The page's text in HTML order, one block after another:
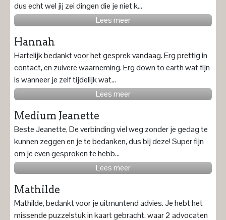
dus echt wel jij zei dingen die je niet k...
Lees meer
Hannah
Hartelijk bedankt voor het gesprek vandaag. Erg prettig in
contact, en zuivere waarneming. Erg down to earth wat fijn
is wanneer je zelf tijdelijk wat...
Lees meer
Medium Jeanette
Beste Jeanette, De verbinding viel weg zonder je gedag te
kunnen zeggen en je te bedanken, dus bij deze! Super fijn
om je even gesproken te hebb...
Lees meer
Mathilde
Mathilde, bedankt voor je uitmuntend advies. Je hebt het
missende puzzelstuk in kaart gebracht, waar 2 advocaten